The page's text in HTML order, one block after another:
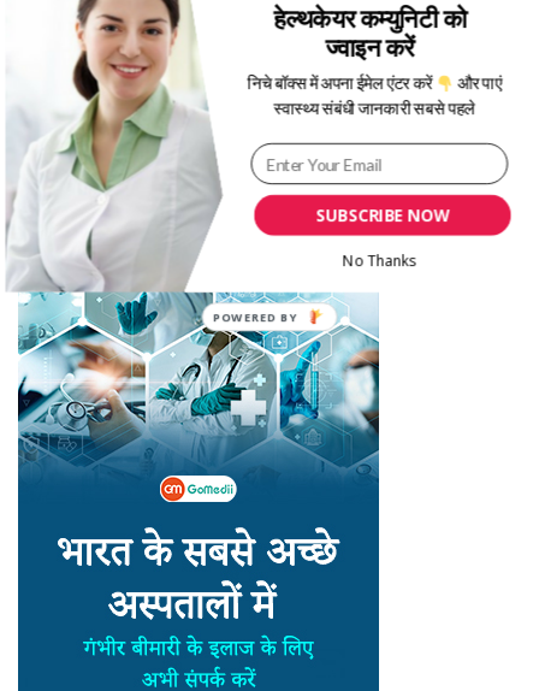
Recent Posts
जानिए सर्दियों में बीमारियों से बचने के लिए क्या उपाय अपनाने चाहिए
क्या आपका बच्चा जल्दबाज़ी का शिकार हो रहा है? Hurried Child Syndrome
को समझें
सर्द‍ियों में प्रेगनेंसी के दौरान एक्सरसाइज करते समय इन 5 बातों का रखें ध्यान
नए साल से काम और सेहत के बीच सही संतुलन बनाने के लिए जाने ये 5 अहम तरीके
मेंस्ट्रुअल फेज के अनुसार खाएं ये फूड्स, जानें एक्सपर्ट से कब क्या खाना है फायदेमंद
SUBSCRIBE NOW
हेल्थकेयर कम्युनिटी को
ज्वाइन करें
निचे बॉक्स में अपना ईमेल एंटर करें
और पाएं
स्वास्थ्य संबंधी जानकारी सबसे पहले
No Thanks
POWERED
BY